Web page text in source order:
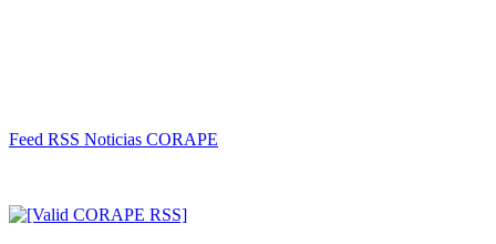
Feed RSS Noticias CORAPE